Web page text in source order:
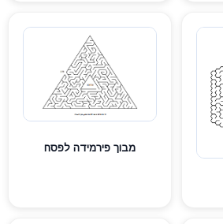
מבוך פירמידה לפסח